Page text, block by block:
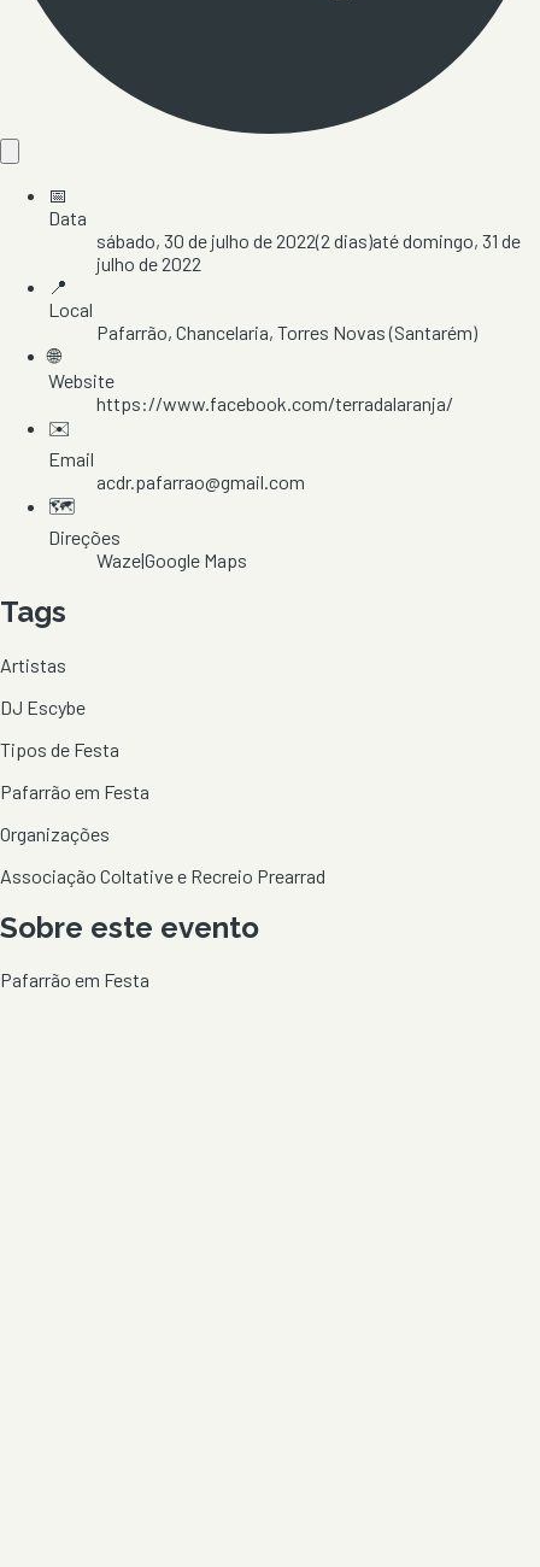
📅
Data
sábado, 30 de julho de 2022(2 dias)atédomingo, 31 de
julho de 2022
📍
Local
Pafarrão, Chancelaria, Torres Novas(Santarém)
🌐
Website
https://www.facebook.com/terradalaranja/
✉️
Email
acdr.pafarrao@gmail.com
🗺️
Direções
Waze|Google Maps
Tags
Artistas
DJ Escybe
Tipos de Festa
Pafarrão em Festa
Organizações
Associação Coltative e Recreio Prearrad
Sobre este evento
Pafarrão em Festa